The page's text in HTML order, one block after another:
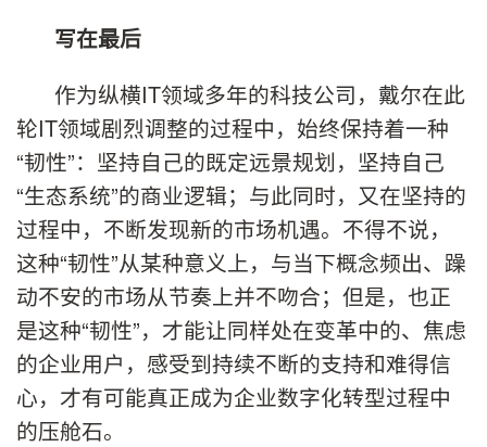
写在最后
作为纵横IT领域多年的科技公司，戴尔在此
轮IT领域剧烈调整的过程中，始终保持着一种
“韧性”：坚持自己的既定远景规划，坚持自己
“生态系统”的商业逻辑；与此同时，又在坚持的
过程中，不断发现新的市场机遇。不得不说，
这种“韧性”从某种意义上，与当下概念频出、躁
动不安的市场从节奏上并不吻合；但是，也正
是这种“韧性”，才能让同样处在变革中的、焦虑
的企业用户，感受到持续不断的支持和难得信
心，才有可能真正成为企业数字化转型过程中
的压舱石。